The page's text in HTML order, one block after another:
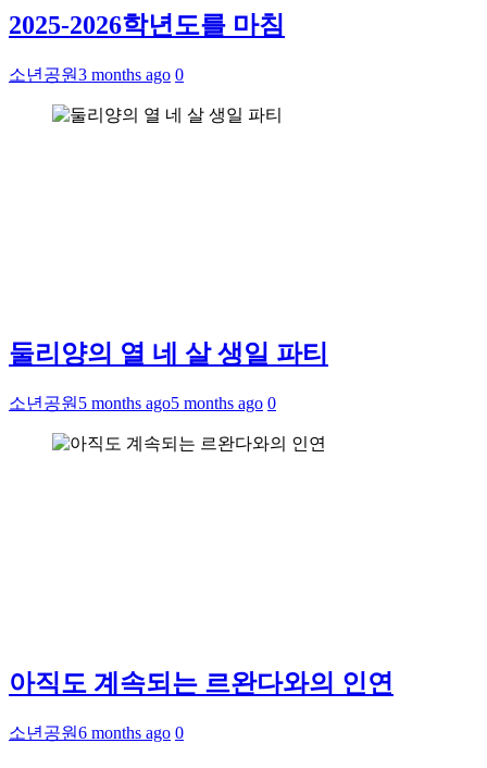
2025-2026학년도를 마침
소년공원3 months ago 0
둘리양의 열 네 살 생일 파티
소년공원 5 months ago5 months ago 0
아직도 계속되는 르완다와의 인연
소년공원6 months ago 0